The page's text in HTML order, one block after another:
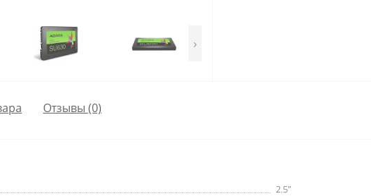
›
Отзывы (0)
2.5"